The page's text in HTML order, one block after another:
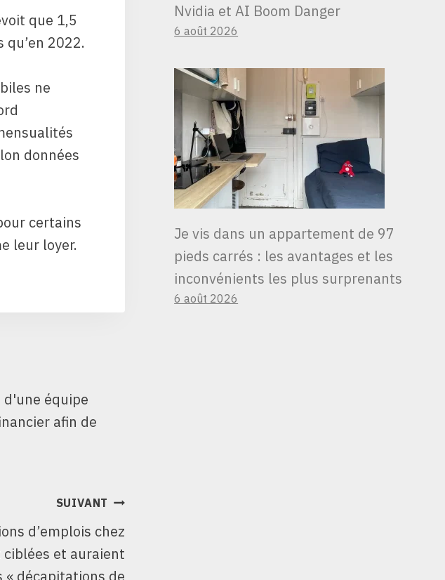
que 1,5
2022.
ne
données
certains
leur loyer.
d'une équipe
afin de
SUIVANT
d’emplois chez
ciblées et auraient
décapitations de
Nvidia et AI Boom Danger
6 août 2026
Je vis dans un appartement de 97
pieds carrés : les avantages et les
inconvénients les plus surprenants
6 août 2026